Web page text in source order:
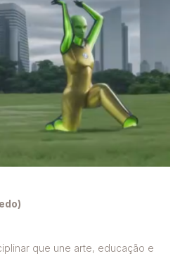
que une arte, educação e